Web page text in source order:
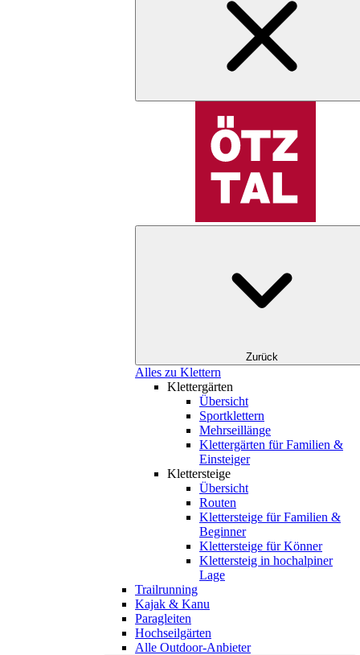
Zurück
Alles zu Klettern
Klettergärten
Übersicht
Sportklettern
Mehrseillänge
Klettergärten für Familien &
Einsteiger
Klettersteige
Übersicht
Routen
Klettersteige für Familien &
Beginner
Klettersteige für Könner
Klettersteig in hochalpiner
Lage
Trailrunning
Kajak & Kanu
Paragleiten
Hochseilgärten
Alle Outdoor-Anbieter